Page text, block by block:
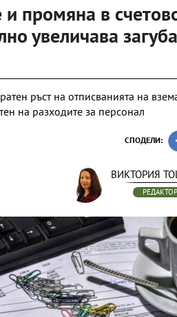
и промяна в
увеличава
ръст на отписванията на
на разходите за персонал
СПОДЕЛИ:
ВИКТОРИЯ
РЕДАКТОР